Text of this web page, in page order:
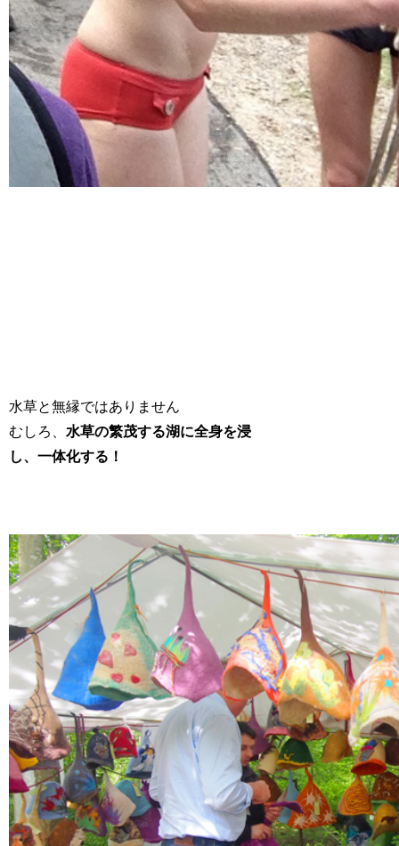
水草と無縁ではありません
むしろ、 水草の繁茂する湖に全身を浸
し、一体化する！